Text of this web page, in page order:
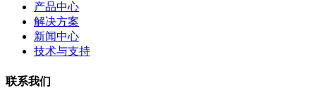
产品中心
解决方案
新闻中心
技术与支持
联系我们